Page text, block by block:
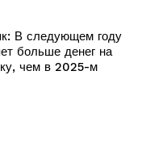
В следующем году
больше денег на
чем в 2025-м